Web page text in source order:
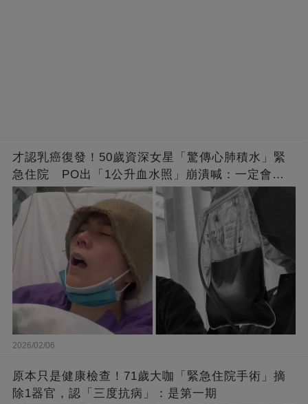
才認乳癌復發！50歲資深女星「驚傳心肺積水」緊
急住院 PO出「1公升血水照」崩潰喊：一定會度
過
2026/02/06
原本只是健康檢查！71歲大咖「緊急住院手術」摘
除1器官，認「三度抗病」：是第一期